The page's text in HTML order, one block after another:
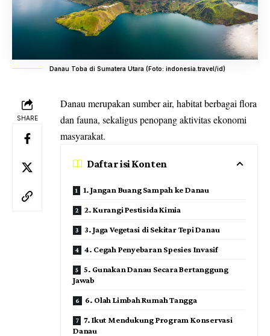
Danau Toba di Sumatera Utara (Foto: indonesia.travel/id)
SHARE
Danau merupakan sumber air, habitat berbagai flora
dan fauna, sekaligus penopang aktivitas ekonomi
masyarakat.
Daftar isi Konten
1. Jangan Buang Sampah ke Danau
2. Kurangi Pestisida Kimia
3. Jaga Vegetasi di Sekitar Tepi Danau
4. Cegah Penyebaran Spesies Invasif
5. Gunakan Danau Secara Bertanggung
Jawab
6. Olah Limbah Rumah Tangga
7. Ikut Mendukung Program Konservasi
Danau